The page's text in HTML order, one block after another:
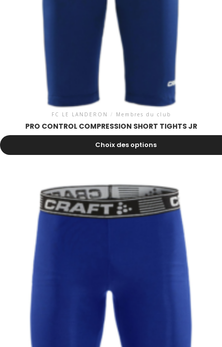
FC LE LANDERON / Membres du club
PRO CONTROL COMPRESSION SHORT TIGHTS JR
34.00
Choix des options